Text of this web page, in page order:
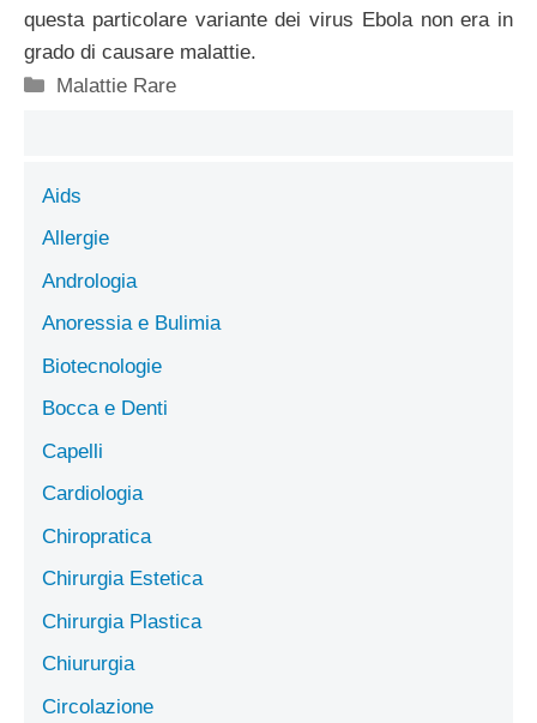
questa particolare variante dei virus Ebola non era in
grado di causare malattie.
Categorie
Malattie Rare
Aids
Allergie
Andrologia
Anoressia e Bulimia
Biotecnologie
Bocca e Denti
Capelli
Cardiologia
Chiropratica
Chirurgia Estetica
Chirurgia Plastica
Chiururgia
Circolazione